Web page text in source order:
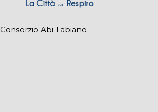
Consorzio Abi Tabiano